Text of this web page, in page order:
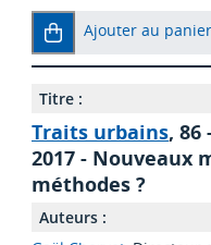
Ajouter au panier
Titre :
Traits urbains, 86
2017 - Nouveaux
méthodes ?
Auteurs :